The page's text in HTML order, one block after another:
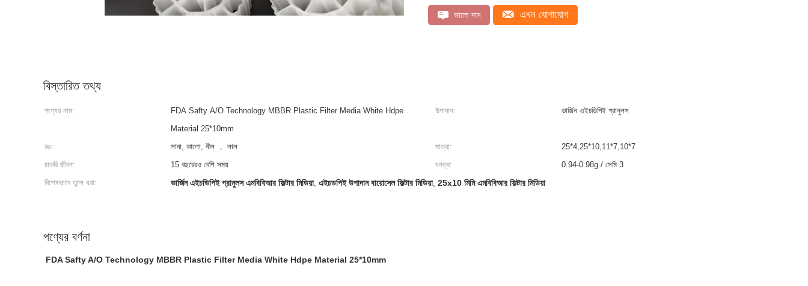
ভালো দাম এখন যোগাযোগ
বিস্তারিত তথ্য
পণ্যের নাম:
FDA Safty A/O Technology MBBR Plastic Filter Media White Hdpe
Material 25*10mm
উপাদান: ভার্জিন এইচডিপিই গ্রানুলস
রঙ: সাদা, কালো, নীল ， লাল মাত্রা:
25*4,25*10,11*7,10*7
চাকরি জীবন:
15 বছরেরও বেশি সময় ঘনত্ব:
0.94-0.98g / সেমি 3
বিশেষভাবে তুলে ধরা:
ভার্জিন এইচডিপিই গ্রানুলস এমবিবিআর ফিল্টার মিডিয়া, এইচডপিই উপাদান বায়োসেল ফিল্টার মিডিয়া, 25x10 মিমি এমবিবিআর ফিল্টার মিডিয়া
পণ্যের বর্ণনা
FDA Safty A/O Technology MBBR Plastic Filter Media White Hdpe Material 25*10mm